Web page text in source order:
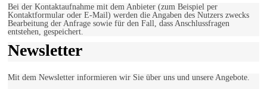
Bei der Kontaktaufnahme mit dem Anbieter (zum Beispiel per
Kontaktformular oder E-Mail) werden die Angaben des Nutzers zwecks
Bearbeitung der Anfrage sowie für den Fall, dass Anschlussfragen
entstehen, gespeichert.
Newsletter
Mit dem Newsletter informieren wir Sie über uns und unsere Angebote.